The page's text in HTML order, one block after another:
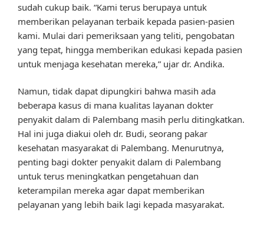
sudah cukup baik. “Kami terus berupaya untuk
memberikan pelayanan terbaik kepada pasien-pasien
kami. Mulai dari pemeriksaan yang teliti, pengobatan
yang tepat, hingga memberikan edukasi kepada pasien
untuk menjaga kesehatan mereka,” ujar dr. Andika.
Namun, tidak dapat dipungkiri bahwa masih ada
beberapa kasus di mana kualitas layanan dokter
penyakit dalam di Palembang masih perlu ditingkatkan.
Hal ini juga diakui oleh dr. Budi, seorang pakar
kesehatan masyarakat di Palembang. Menurutnya,
penting bagi dokter penyakit dalam di Palembang
untuk terus meningkatkan pengetahuan dan
keterampilan mereka agar dapat memberikan
pelayanan yang lebih baik lagi kepada masyarakat.